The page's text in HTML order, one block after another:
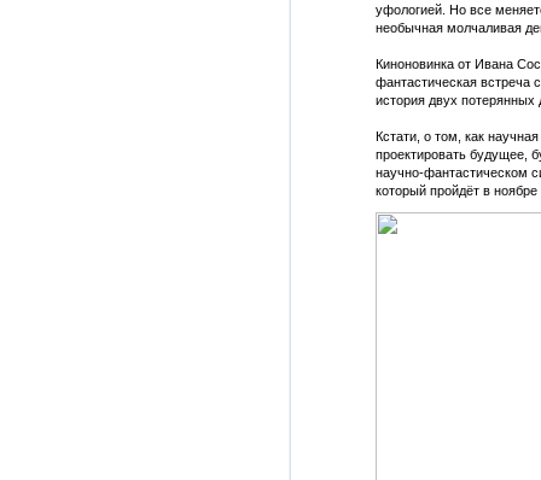
уфологией. Но все
необычная молчаливая
Киноновинка от Ивана
фантастическая встреча
история двух потерянных
Кстати, о том, как
проектировать будущее,
научно-фантастическом
который пройдёт в